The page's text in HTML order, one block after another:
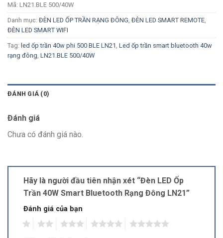
Mã: LN21.BLE 500/40W
Danh mục: ĐÈN LED ỐP TRẦN RẠNG ĐÔNG ĐÈN LED SMART REMOTE
ĐÈN LED SMART WIFI
Tag: led ốp trần 40w phi 500 BLE LN21 Led ốp trần smart bluetooth 40w
rạng đông LN21.BLE 500/40W
ĐÁNH GIÁ (0)
Đánh giá
Chưa có đánh giá nào.
Hãy là người đầu tiên nhận xét “Đèn LED Ốp
Trần 40W Smart Bluetooth Rạng Đông LN21”
Đánh giá của bạn